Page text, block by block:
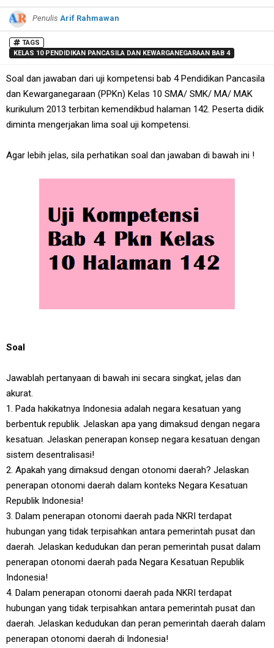
Penulis Arif Rahmawan
TAGS
KELAS 10 PENDIDIKAN PANCASILA DAN KEWARGANEGARAAN BAB 4
Soal dan jawaban dari uji kompetensi bab 4 Pendidikan Pancasila
dan Kewarganegaraan (PPKn) Kelas 10 SMA/ SMK/ MA/ MAK
kurikulum 2013 terbitan kemendikbud halaman 142. Peserta didik
diminta mengerjakan lima soal uji kompetensi.
Agar lebih jelas, sila perhatikan soal dan jawaban di bawah ini !
Soal
Jawablah pertanyaan di bawah ini secara singkat, jelas dan
akurat.
1. Pada hakikatnya Indonesia adalah negara kesatuan yang
berbentuk republik. Jelaskan apa yang dimaksud dengan negara
kesatuan. Jelaskan penerapan konsep negara kesatuan dengan
sistem desentralisasi!
2. Apakah yang dimaksud dengan otonomi daerah? Jelaskan
penerapan otonomi daerah dalam konteks Negara Kesatuan
Republik Indonesia!
3. Dalam penerapan otonomi daerah pada NKRI terdapat
hubungan yang tidak terpisahkan antara pemerintah pusat dan
daerah. Jelaskan kedudukan dan peran pemerintah pusat dalam
penerapan otonomi daerah pada Negara Kesatuan Republik
Indonesia!
4. Dalam penerapan otonomi daerah pada NKRI terdapat
hubungan yang tidak terpisahkan antara pemerintah pusat dan
daerah. Jelaskan kedudukan dan peran pemerintah daerah dalam
penerapan otonomi daerah di Indonesia!